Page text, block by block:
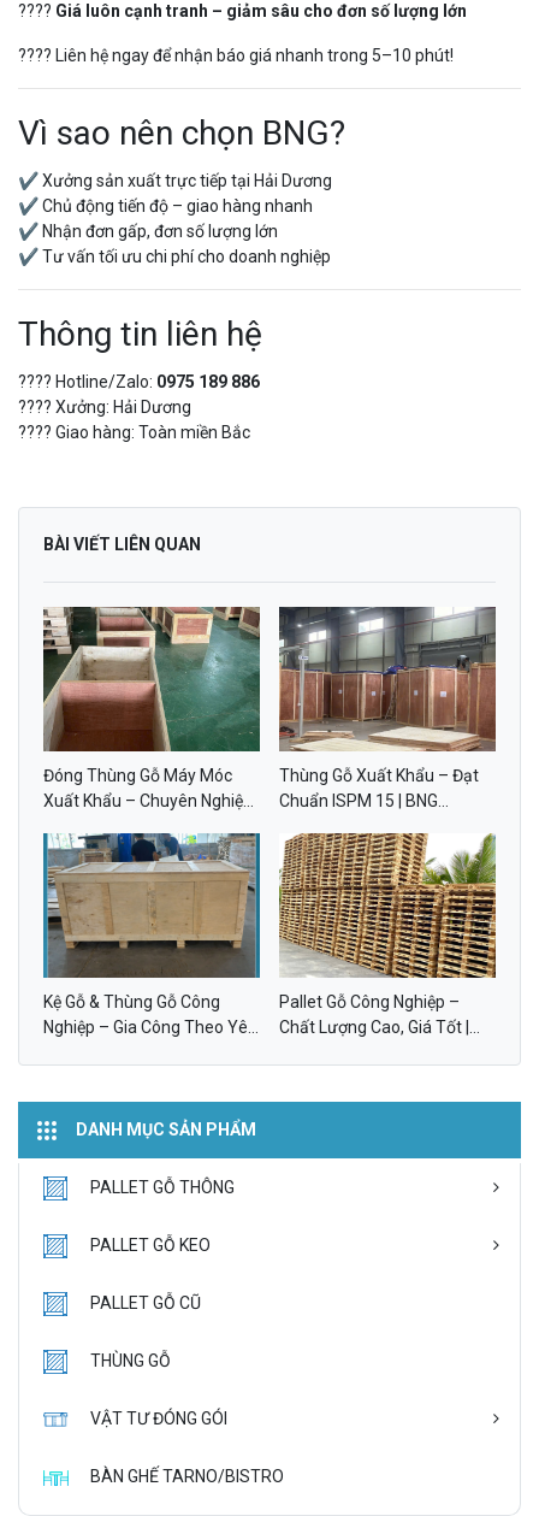
???? Giá luôn cạnh tranh – giảm sâu cho đơn số lượng lớn
???? Liên hệ ngay để nhận báo giá nhanh trong 5–10 phút!
Vì sao nên chọn BNG?
✔ Xưởng sản xuất trực tiếp tại Hải Dương
✔ Chủ động tiến độ – giao hàng nhanh
✔ Nhận đơn gấp, đơn số lượng lớn
✔ Tư vấn tối ưu chi phí cho doanh nghiệp
Thông tin liên hệ
???? Hotline/Zalo: 0975 189 886
???? Xưởng: Hải Dương
???? Giao hàng: Toàn miền Bắc
BÀI VIẾT LIÊN QUAN
Đóng Thùng Gỗ Máy Móc
Xuất Khẩu – Chuyên Nghiệp,
GROUP
Thùng Gỗ Xuất Khẩu – Đạt
Chuẩn ISPM 15 | BNG
Kệ Gỗ & Thùng Gỗ Công
Nghiệp – Gia Công Theo Yêu
Pallet Gỗ Công Nghiệp –
Chất Lượng Cao, Giá Tốt |
DANH MỤC SẢN PHẨM
PALLET GỖ THÔNG
PALLET GỖ KEO
PALLET GỖ CŨ
THÙNG GỖ
VẬT TƯ ĐÓNG GÓI
BÀN GHẾ TARNO/BISTRO